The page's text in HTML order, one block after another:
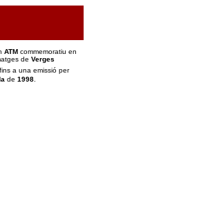
ATM commemoratiu en
de Verges
a una emissió per
de 1998